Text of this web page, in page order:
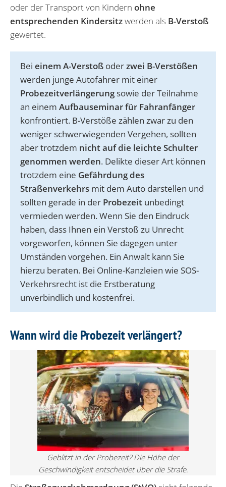
oder der Transport von Kindern ohne
entsprechenden Kindersitzwerden als B-Verstoß
gewertet.
Bei einem A-Verstoß oderzwei B-Verstößen
werden junge Autofahrer mit einer
Probezeitverlängerungsowie der Teilnahme
an einem Aufbauseminar für Fahranfänger
konfrontiert. B-Verstöße zählen zwar zu den
weniger schwerwiegenden Vergehen, sollten
aber trotzdem nicht auf die leichte Schulter
genommen werden. Delikte dieser Art können
trotzdem eine Gefährdung des
Straßenverkehrs mit dem Auto darstellen und
sollten gerade in der Probezeit unbedingt
vermieden werden. Wenn Sie den Eindruck
haben, dass Ihnen ein Verstoß zu Unrecht
vorgeworfen, können Sie dagegen unter
Umständen vorgehen. Ein Anwalt kann Sie
hierzu beraten. Bei Online-Kanzleien wie SOS-
Verkehrsrecht ist die Erstberatung
unverbindlich und kostenfrei.
Wann wird die Probezeit verlängert?
Geblitzt in der Probezeit? Die Höhe der
Geschwindigkeit entscheidet über die Strafe.